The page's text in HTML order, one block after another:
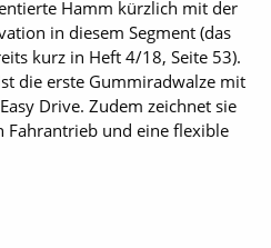
Hamm kürzlich mit der
in diesem Segment (das
kurz in Heft 4/18, Seite 53).
die erste Gummiradwalze mit
Drive. Zudem zeichnet sie
und eine flexible